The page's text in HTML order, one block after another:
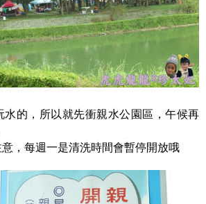
水的，所以就先衝親水公園區，午候再
，每週一是清洗時間會暫停開放哦